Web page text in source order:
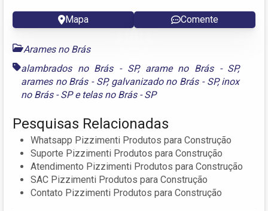
Mapa Comente
Arames no Brás
alambrados no Brás - SP, arame no Brás - SP,
arames no Brás - SP, galvanizado no Brás - SP,inox
no Brás - SPe telas no Brás - SP
Pesquisas Relacionadas
Whatsapp Pizzimenti Produtos para Construção
Suporte Pizzimenti Produtos para Construção
Atendimento Pizzimenti Produtos para Construção
SAC Pizzimenti Produtos para Construção
Contato Pizzimenti Produtos para Construção